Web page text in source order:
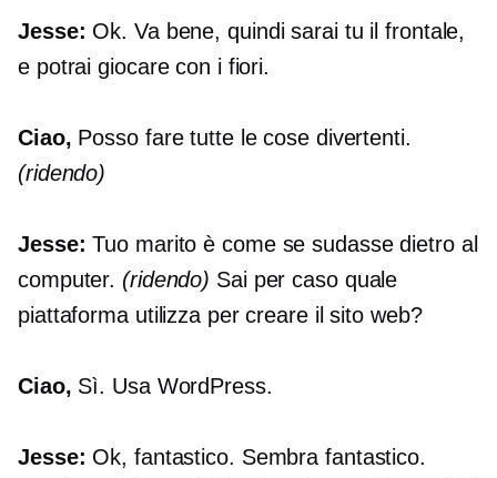
Jesse: Ok. Va bene, quindi sarai tu ilfrontale,
e potrai giocare con i fiori.
Ciao, Posso fare tutte le cose divertenti.
(ridendo)
Jesse: Tuo marito è come se sudasse dietro al
computer. (ridendo) Sai per caso quale
piattaforma utilizza per creare il sito web?
Ciao, Sì. Usa WordPress.
Jesse: Ok, fantastico. Sembra fantastico.